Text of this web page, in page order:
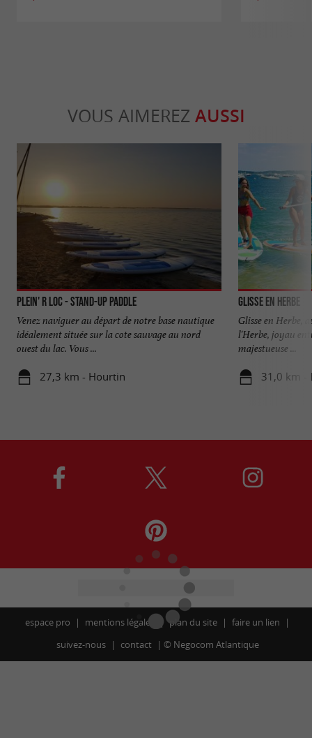
VOUS AIMEREZ AUSSI
Plein' R Loc - Stand-Up Paddle
Venez naviguer au départ de notre base nautique
idéalement située sur la cote sauvage au nord
ouest du lac. Vous ...
27,3 km - Hourtin
Glisse en Herbe
Glisse en Herbe,
l'Herbe, joyau
majestueuse ...
31,0 km -
espace pro mentions légales plan du site
faire un lien
suivez-nous
contact © Negocom Atlantique